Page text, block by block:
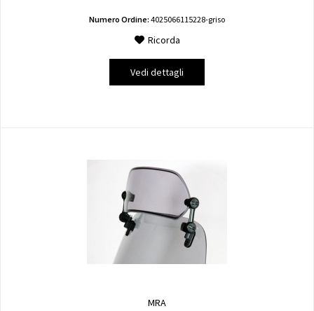
Numero Ordine:4025066115228-griso
Ricorda
Vedi dettagli
MRA